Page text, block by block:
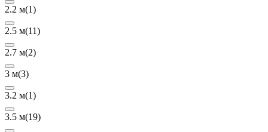
2.2 м(1)
2.5 м(11)
2.7 м(2)
3 м(3)
3.2 м(1)
3.5 м(19)